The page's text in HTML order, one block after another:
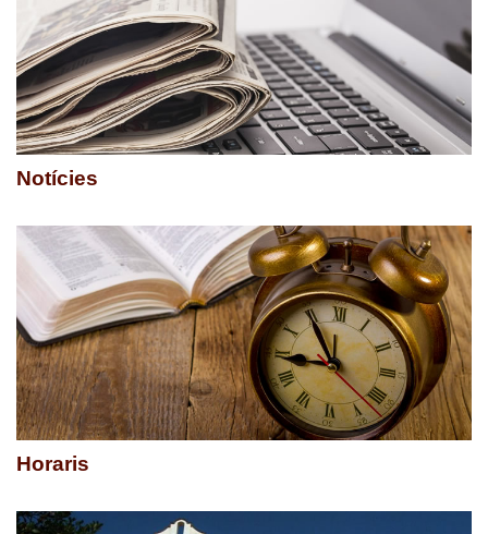
Notícies
Horaris